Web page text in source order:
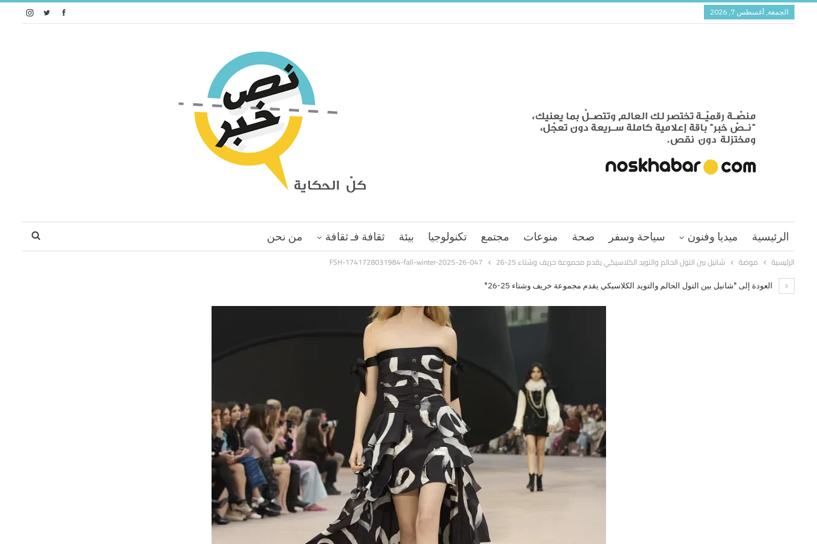
الجمعة, أغسطس 7, 2026
الرئيسية ميديا وفنون سياحة وسفر صحة منوعات مجتمع تكنولوجيا بيئة ثقافة فـ ثقافة
من نحن
الرئيسية
موضة شانيل بين التول الحالم والتويد الكلاسيكي يقدم مجموعة خريف وشتاء 25-26 FSH-1741728031984-fall-winter-2025-26-047
العودة إلى "شانيل بين التول الحالم والتويد الكلاسيكي يقدم مجموعة خريف وشتاء 25-26"